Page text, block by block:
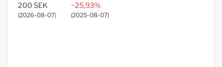
200 SEK
(2026-08-07)
−25,93%
(2025-08-07)